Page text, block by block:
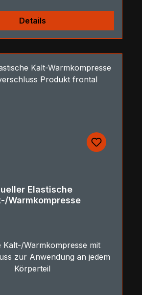
Details
Elastische
Warmkompresse
Kalt-/Warmkompresse mit
zur Anwendung an jedem
Körperteil